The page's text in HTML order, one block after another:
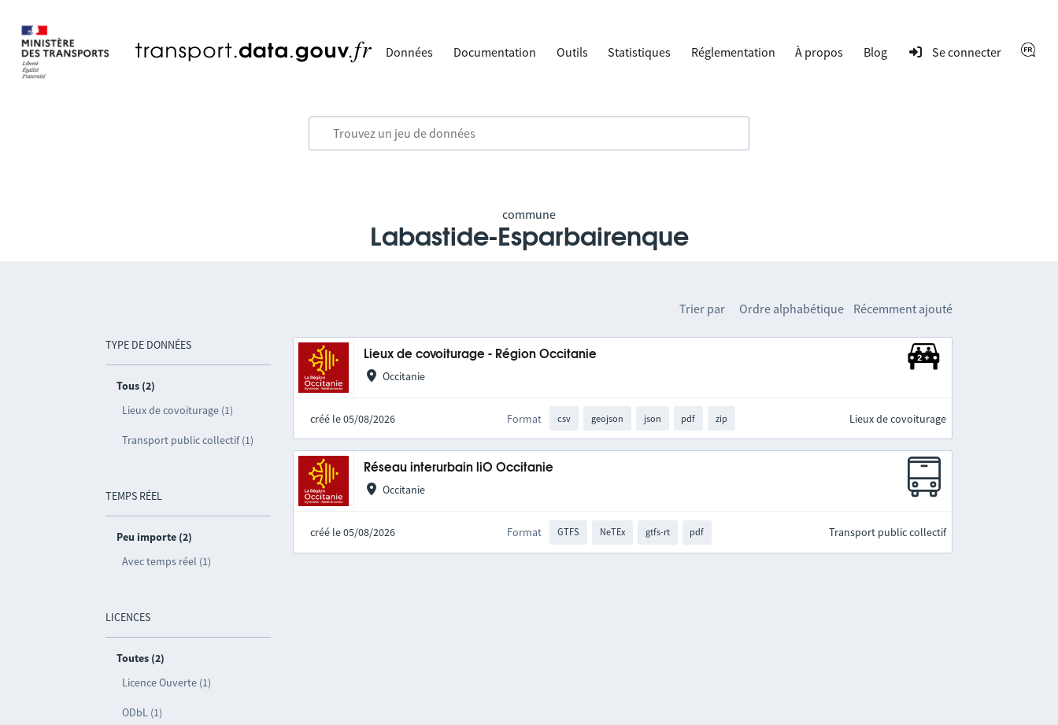
Données Documentation Outils Statistiques Réglementation À propos Blog Se connecter
commune
Labastide-Esparbairenque
TYPE DE DONNÉES
Tous (2)
Lieux de covoiturage (1)
Transport public collectif (1)
TEMPS RÉEL
Peu importe (2)
Avec temps réel (1)
LICENCES
Toutes (2)
Licence Ouverte (1)
ODbL (1)
Trier par Ordre alphabétique Récemment ajouté
Lieux de covoiturage - Région Occitanie
Occitanie
créé le 05/08/2026 Format csv geojson json pdf zip Lieux de covoiturage
Réseau interurbain liO Occitanie
Occitanie
créé le 05/08/2026 Format GTFS NeTEx gtfs-rt pdf Transport public collectif